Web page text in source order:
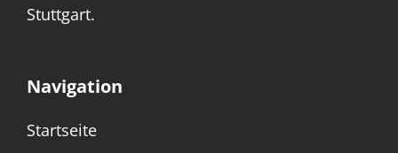
Stuttgart.
Navigation
Startseite